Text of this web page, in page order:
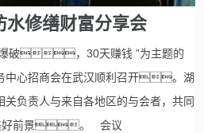
修缮财富分享会
破，30天赚钱 ”为主题的
中心招商会在武汉顺利召开。湖
负责人与来自各地区的与会者，共同
美好前景。 会议